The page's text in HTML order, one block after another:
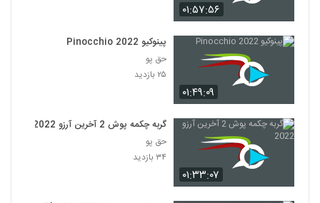
۰۱:۵۷:۵۶
۰۱:۴۹:۰۹
پینوکیو Pinocchio 2022
حق پو
۲۵ بازدید
۰۱:۳۳:۰۷
گربه چکمه پوش 2 آخرین آرزو 2022
حق پو
۳۴ بازدید